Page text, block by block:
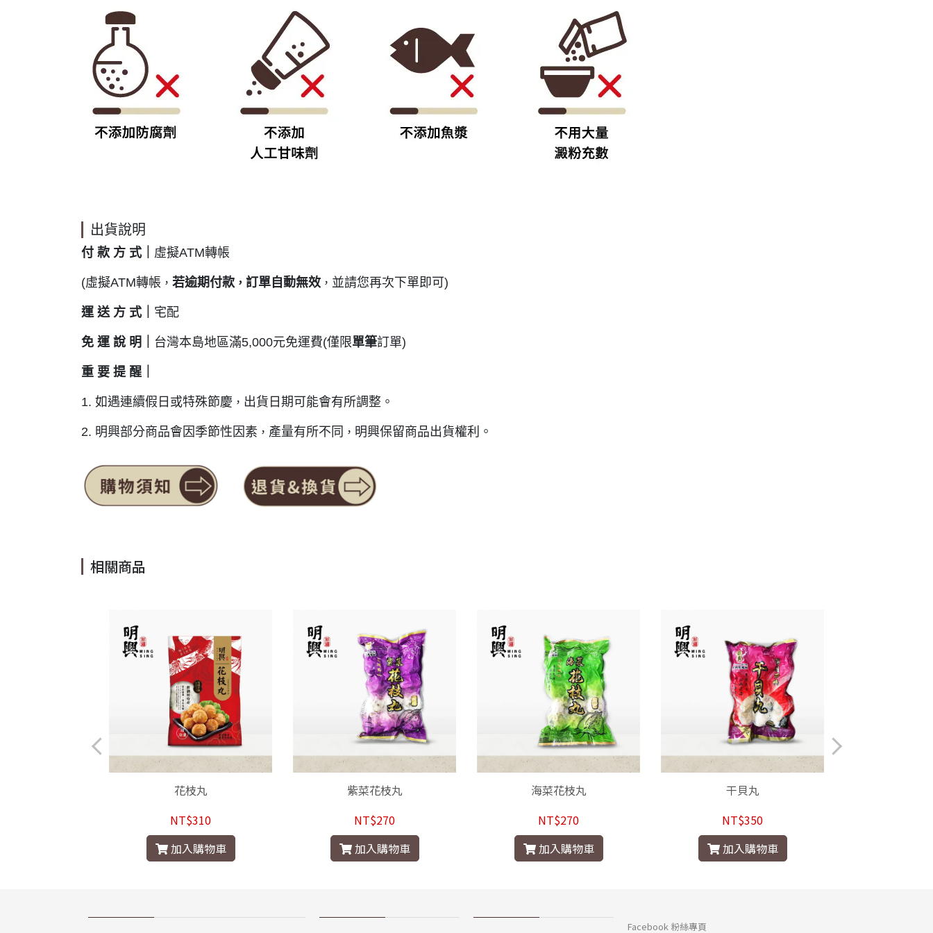
出貨說明
付 款 方 式｜ 虛擬ATM轉帳
(虛擬ATM轉帳 ， 若逾期付款 ， 訂單自動無效 ， 並請您再次下單即可)
運 送 方 式｜ 宅配
免 運 說 明｜ 台灣本島地區滿5,000元免運費(僅限單筆訂單)
重 要 提 醒｜
1. 如遇連續假日或特殊節慶 ， 出貨日期可能會有所調整。
2. 明興部分商品會因季節性因素 ， 產量有所不同 ， 明興保留商品出貨權利。
相關商品
花枝丸
NT$310
加入購物車
紫菜花枝丸
NT$270
加入購物車
海菜花枝丸
NT$270
加入購物車
干貝丸
NT$350
加入購物車
Facebook 粉絲專頁